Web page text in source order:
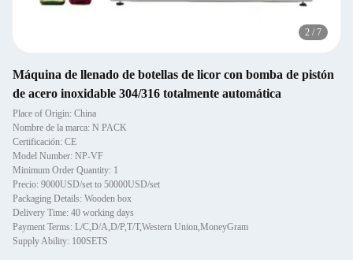
2 / 7
Máquina de llenado de botellas de licor con bomba de pistón
de acero inoxidable 304/316 totalmente automática
Place of Origin: China
Nombre de la marca: N PACK
Certificación: CE
Model Number: NP-VF
Minimum Order Quantity: 1
Precio: 9000USD/set to 50000USD/set
Packaging Details: Wooden box
Delivery Time: 40 working days
Payment Terms: L/C,D/A,D/P,T/T,Western Union,MoneyGram
Supply Ability: 100SETS